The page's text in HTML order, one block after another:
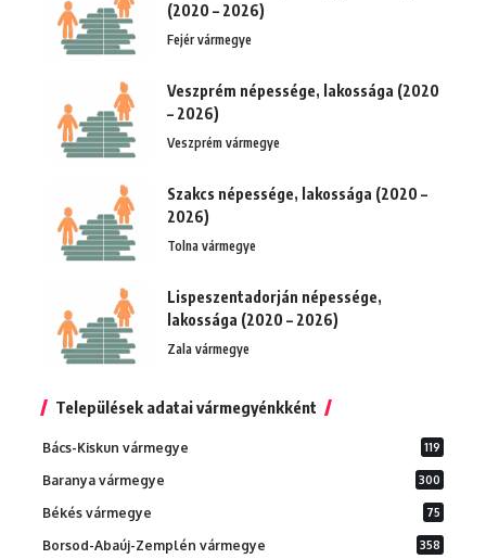
(2020 – 2026)
Fejér vármegye
Veszprém népessége, lakossága (2020
– 2026)
Veszprém vármegye
Szakcs népessége, lakossága (2020 –
2026)
Tolna vármegye
Lispeszentadorján népessége,
lakossága (2020 – 2026)
Zala vármegye
Települések adatai vármegyénkként
Bács-Kiskun vármegye 119
Baranya vármegye 300
Békés vármegye 75
Borsod-Abaúj-Zemplén vármegye 358